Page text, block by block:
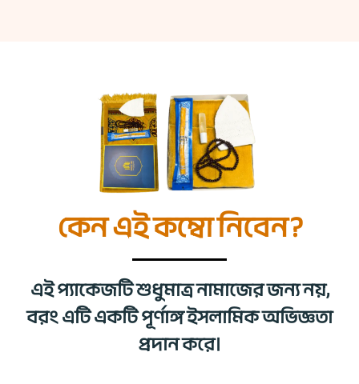
কেন এই কম্বো নিবেন?
এই প্যাকেজটি শুধুমাত্র নামাজের জন্য নয়,
বরং এটি একটি পূর্ণাঙ্গ ইসলামিক অভিজ্ঞতা
প্রদান করে।